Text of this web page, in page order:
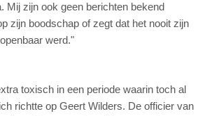
Mij zijn ook geen berichten bekend
zijn boodschap of zegt dat het nooit zijn
werd."
toxisch in een periode waarin toch al
richtte op Geert Wilders. De officier van